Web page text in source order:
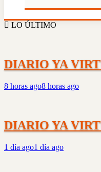
LO ÚLTIMO
DIARIO YA
8 horas ago8 horas ago
DIARIO YA
1 día ago1 día ago